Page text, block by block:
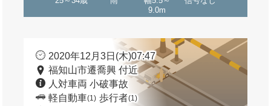
9.0m
2020年12月3日(木)07:47
福知山市遷喬興 付近
人対車両 小破事故
軽自動車(1) 歩行者(1)